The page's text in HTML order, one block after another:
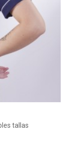
tallas